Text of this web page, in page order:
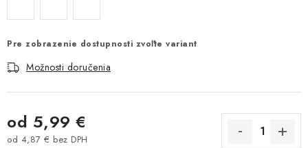
Pre zobrazenie dostupnosti zvoľte variant
Možnosti doručenia
od 5,99 €
od 4,87 € bez DPH